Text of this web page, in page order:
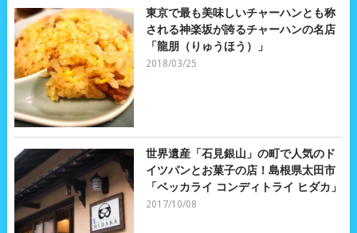
東京で最も美味しいチャーハンとも称
される神楽坂が誇るチャーハンの名店
「龍朋（りゅうほう）」
2018/03/25
世界遺産「石見銀山」の町で人気のド
イツパンとお菓子の店！島根県太田市
「ベッカライ コンディトライ ヒダカ」
2017/10/08